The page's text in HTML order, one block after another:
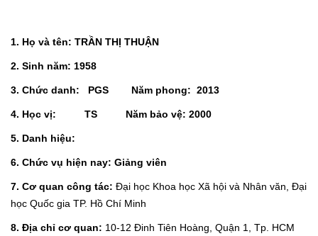
1. Họ và tên: TRẦN THỊ THUẬN
2. Sinh năm: 1958
3. Chức danh: PGS Năm phong: 2013
4. Học vị: TS Năm bảo vệ: 2000
5. Danh hiệu:
6. Chức vụ hiện nay: Giảng viên
7. Cơ quan công tác: Đại học Khoa học Xã hội và Nhân văn, Đại
học Quốc gia TP. Hồ Chí Minh
8. Địa chỉ cơ quan: 10-12 Đinh Tiên Hoàng, Quận 1, Tp. HCM